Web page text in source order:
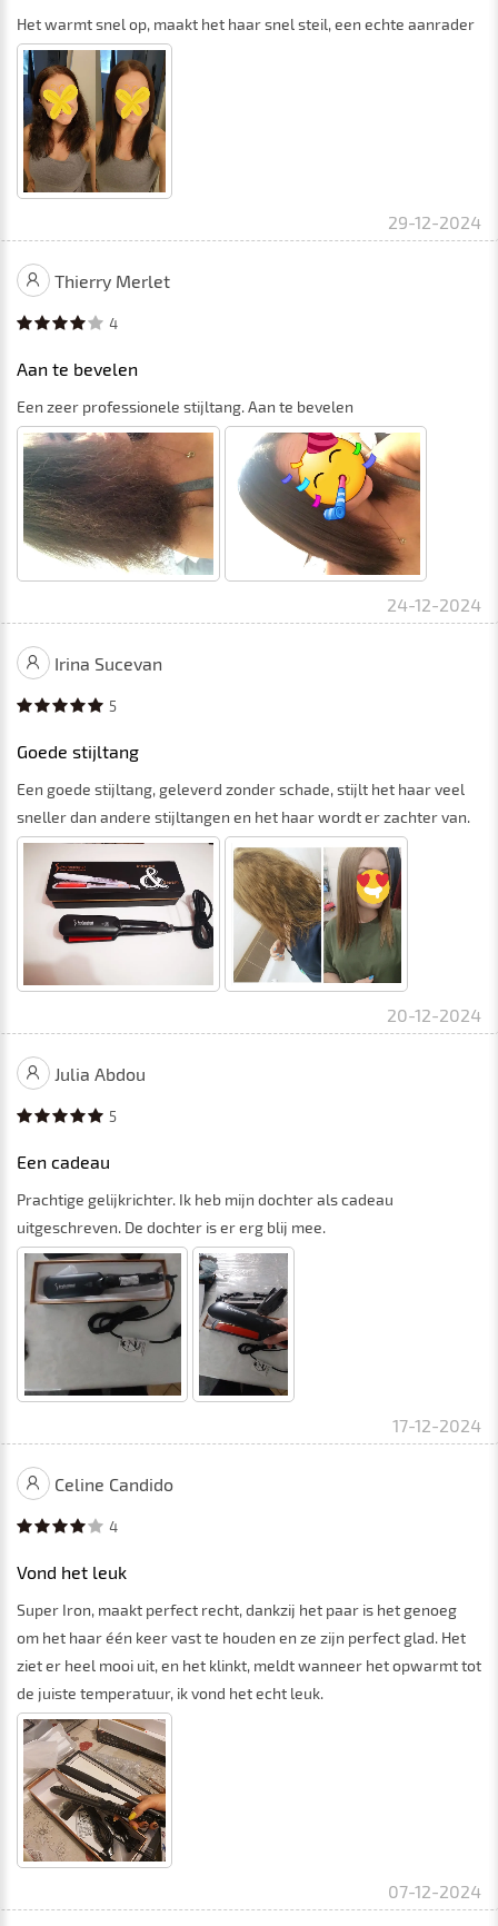
Het warmt snel op, maakt het haar snel steil, een echte aanrader
29-12-2024
Thierry Merlet
4
Aan te bevelen
Een zeer professionele stijltang. Aan te bevelen
24-12-2024
Irina Sucevan
5
Goede stijltang
Een goede stijltang, geleverd zonder schade, stijlt het haar veel
sneller dan andere stijltangen en het haar wordt er zachter van.
20-12-2024
Julia Abdou
5
Een cadeau
Prachtige gelijkrichter. Ik heb mijn dochter als cadeau
uitgeschreven. De dochter is er erg blij mee.
17-12-2024
Celine Candido
4
Vond het leuk
Super Iron, maakt perfect recht, dankzij het paar is het genoeg
om het haar één keer vast te houden en ze zijn perfect glad. Het
ziet er heel mooi uit, en het klinkt, meldt wanneer het opwarmt tot
de juiste temperatuur, ik vond het echt leuk.
07-12-2024